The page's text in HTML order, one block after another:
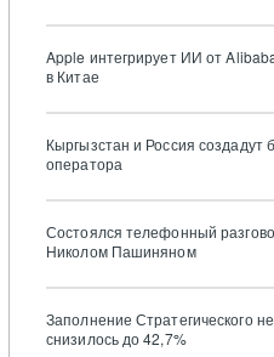
Apple интегрирует ИИ от
в Китае
Кыргызстан и Россия создадут
оператора
Состоялся телефонный
Николом Пашиняном
Заполнение Стратегического
снизилось до 42,7%